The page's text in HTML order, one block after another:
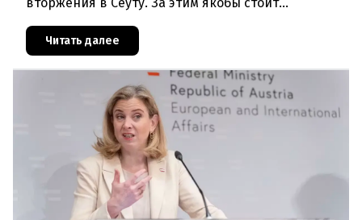
дней около 72 000 человек п
Читать далее